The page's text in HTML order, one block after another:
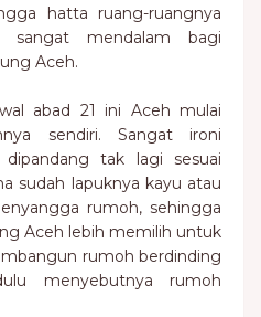
hatta ruang-ruangnya
sangat mendalam bagi
Aceh.
abad 21 ini Aceh mulai
sendiri. Sangat ironi
tak lagi sesuai
sudah lapuknya kayu atau
rumoh, sehingga
Aceh lebih memilih untuk
rumoh berdinding
menyebutnya rumoh